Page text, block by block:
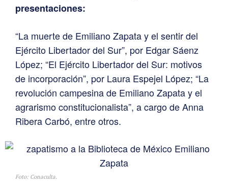
presentaciones:
“La muerte de Emiliano Zapata y el sentir del
Ejército Libertador del Sur”, por Edgar Sáenz
López; “El Ejército Libertador del Sur: motivos
de incorporación”, por Laura Espejel López; “La
revolución campesina de Emiliano Zapata y el
agrarismo constitucionalista”, a cargo de Anna
Ribera Carbó, entre otros.
Foto: Conaculta.